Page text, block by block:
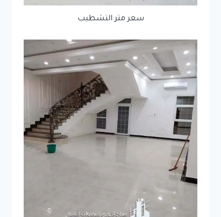
سعر متر التشطيب